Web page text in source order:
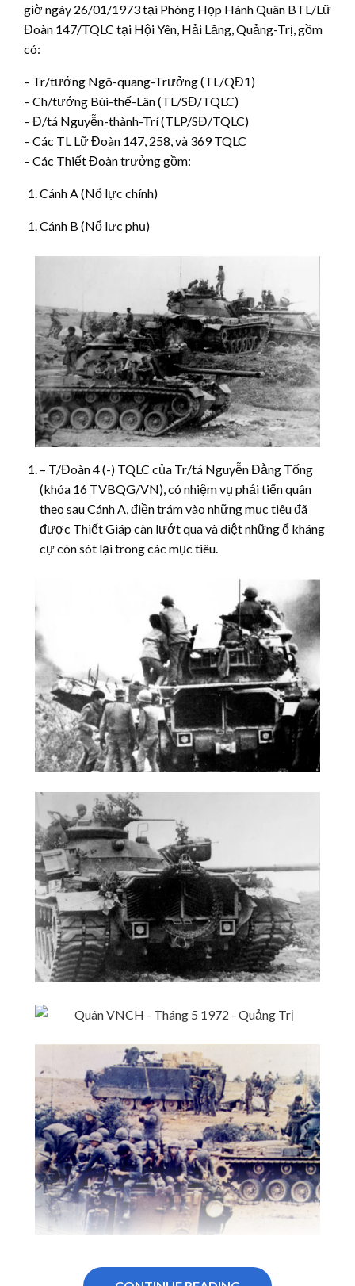
giờ ngày 26/01/1973 tại Phòng Họp Hành Quân BTL/Lữ
Đoàn 147/TQLC tại Hội Yên, Hải Lăng, Quảng-Trị, gồm
có:
– Tr/tướng Ngô-quang-Trưởng (TL/QĐ1)
– Ch/tướng Bùi-thế-Lân (TL/SĐ/TQLC)
– Đ/tá Nguyễn-thành-Trí (TLP/SĐ/TQLC)
– Các TL Lữ Đoàn 147, 258, và 369 TQLC
– Các Thiết Đoàn trưởng gồm:
Cánh A (Nổ lực chính)
Cánh B (Nổ lực phụ)
– T/Đoàn 4 (-) TQLC của Tr/tá Nguyễn Đằng Tống
(khóa 16 TVBQG/VN), có nhiệm vụ phải tiến quân
theo sau Cánh A, điền trám vào những mục tiêu đã
được Thiết Giáp càn lướt qua và diệt những ổ kháng
cự còn sót lại trong các mục tiêu.